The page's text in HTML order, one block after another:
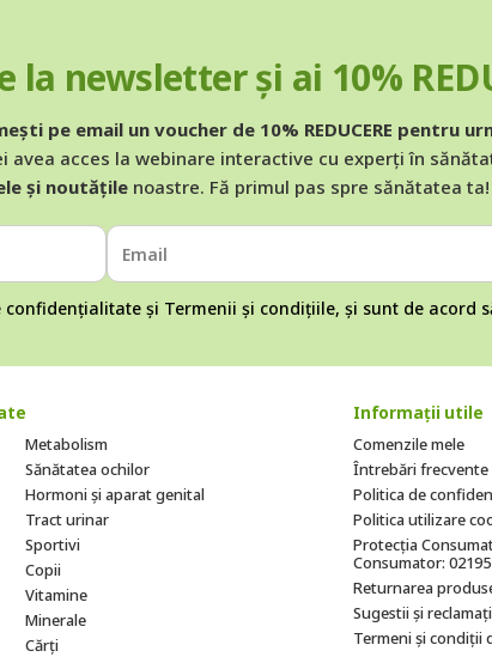
la newsletter și ai 10%
pe email un voucher de 10% REDUCERE pentru
avea acces la webinare interactive cu experți în
și noutățilenoastre. Fă primul pas spre sănătatea ta!
confidențialitate și Termenii și condițiile, și sunt de acord
Metabolism
Sănătatea ochilor
Hormoni și aparat genital
Tract urinar
Sportivi
Copii
Vitamine
Minerale
Cărți
Informații utile
Comenzile mele
Întrebări frecvente
Politica de
Politica utilizare
Protecția
Consumator:
Returnarea
Sugestii și
Termeni și condiții